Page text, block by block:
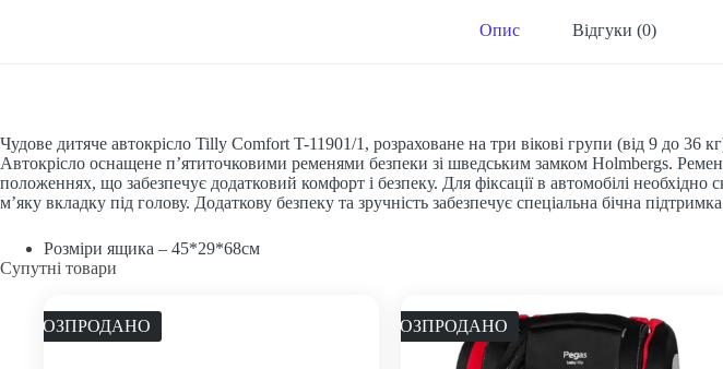
Опис Відгуки (0)
Чудове дитяче автокрісло Tilly Comfort T-11901/1, розраховане на три вікові групи (від 9 до 36
Автокрісло оснащене п’ятиточковими ременями безпеки зі шведським замком Holmbergs.
положеннях, що забезпечує додатковий комфорт і безпеку. Для фіксації в автомобілі
м’яку вкладку під голову. Додаткову безпеку та зручність забезпечує спеціальна бічна
Розміри ящика – 45*29*68см
Супутні товари
РОЗПРОДАНО РОЗПРОДАНО